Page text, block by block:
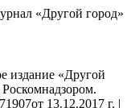
«Другой город»
издание «Другой
13.12.2017 г. |